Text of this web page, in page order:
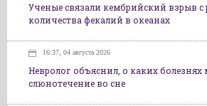
Ученые связали кембрийский взрыв с
количества фекалий в океанах
16:37, 04 августа 2026
Невролог объяснил, о каких
слюнотечение во сне